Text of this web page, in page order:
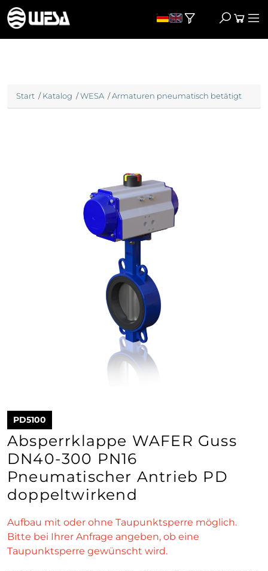
Start /Katalog /WESA /Armaturen pneumatisch betätigt
PD5100
Absperrklappe WAFER Guss
DN40-300 PN16
Pneumatischer Antrieb PD
doppeltwirkend
Aufbau mit oder ohne Taupunktsperre möglich.
Bitte bei Ihrer Anfrage angeben, ob eine
Taupunktsperre gewünscht wird.